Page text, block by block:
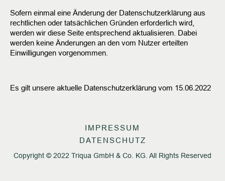
Sofern einmal eine Änderung der Datenschutzerklärung aus
rechtlichen oder tatsächlichen Gründen erforderlich wird,
werden wir diese Seite entsprechend aktualisieren. Dabei
werden keine Änderungen an den vom Nutzer erteilten
Einwilligungen vorgenommen.
Es gilt unsere aktuelle Datenschutzerklärung vom 15.06.2022
IMPRESSUM
DATENSCHUTZ
Copyright © 2022 Triqua GmbH & Co. KG. All Rights Reserved